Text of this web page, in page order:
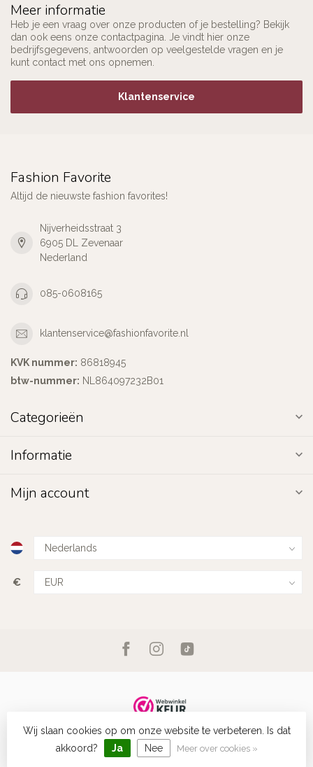
Meer informatie
Heb je een vraag over onze producten of je bestelling? Bekijk
dan ook eens onze contactpagina. Je vindt hier onze
bedrijfsgegevens, antwoorden op veelgestelde vragen en je
kunt contact met ons opnemen.
Klantenservice
Fashion Favorite
Altijd de nieuwste fashion favorites!
Nijverheidsstraat 3
6905 DL Zevenaar
Nederland
085-0608165
klantenservice@fashionfavorite.nl
KVK nummer: 86818945
btw-nummer: NL864097232B01
Categorieën
Informatie
Mijn account
€
© Copyright 2026 Fashion Favorite- Powered byLightspeed -
Lightspeed designby Dyvelopment
Wij slaan cookies op om onze website te verbeteren. Is dat
akkoord?
Ja Nee Meer over cookies »